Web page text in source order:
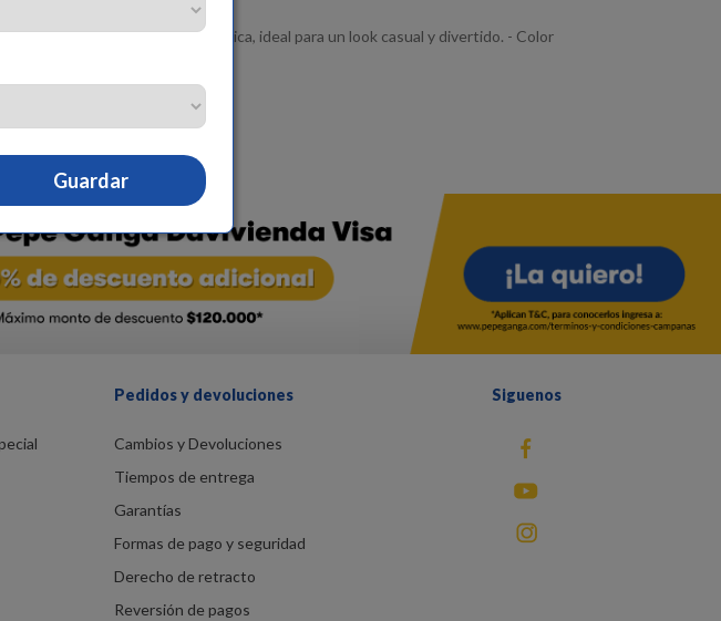
Guardar
silueta Crop con cintura elastica, ideal para un look casual y divertido. - Color
Pedidos y devoluciones
Cambios y Devoluciones
Tiempos de entrega
Garantías
Formas de pago y seguridad
Derecho de retracto
Reversión de pagos
Siguenos
fb
You Tube
instagram